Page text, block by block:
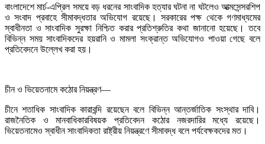
বাংলাদেশে মার্চ-এপ্রিল সময়ে বড় ধরনের সাংবাদিক হত্যার ঘটনা না ঘটলেও আত্মসেন্সরশিপ
ও সংবাদ প্রবাহে সীমাবদ্ধতার অভিযোগ রয়েছে। সরকারের পক্ষ থেকে গণমাধ্যমের
স্বাধীনতা ও সাংবাদিক সুরক্ষা নিশ্চিত করার প্রতিশ্রুতির কথা জানানো হয়েছে। তবে
বিভিন্ন সময় সাংবাদিকদের হয়রানি ও মামলা সংক্রান্ত অভিযোগও পাওয়া গেছে বলে
প্রতিবেদনে উল্লেখ করা হয়।
চীন ও ভিয়েতনামে কঠোর নিয়ন্ত্রণ—
চীনে শতাধিক সাংবাদিক কারাবন্দি রয়েছেন বলে বিভিন্ন আন্তর্জাতিক সংস্থার দাবি।
রাজনৈতিক ও মানবাধিকারবিষয়ক প্রতিবেদন কঠোর নজরদারির মধ্যে রয়েছে।
ভিয়েতনামেও স্বাধীন সাংবাদিকতা রাষ্ট্রীয় নিয়ন্ত্রণে সীমাবদ্ধ বলে পর্যবেক্ষকদের মত।